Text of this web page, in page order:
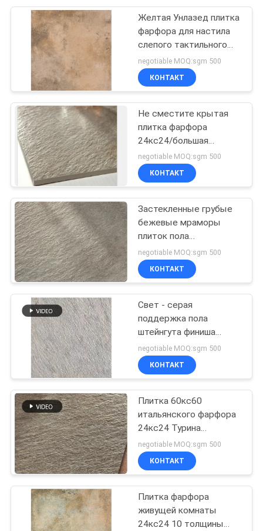
КОНТРОЛЬ
КАЧЕСТВА
СВЯЖИТЕСЬ
С
НАМИ
ЗАПРОСИТЕ
ЦИТАТУ
КАРТА
САЙТА
ПОЛИТИКА
КОНФИДЕНЦИАЛЬНОСТИ
Современная
плитка фарфора
115
Мраморная
плитка фарфора
взгляда
деревянные
плитки фарфора
влияния
29
Плитка фарфора
взгляда ковра
Желтая Унлазед плитка
фарфора для настила
слепого тактильного
предупреждающего
следа крытого
negotiable MOQ:sgm 500
КОНТАКТ
Не сместите крытая
плитка фарфора
24кс24/большая
керамическая картина
Конвекс плиток пола
negotiable MOQ:sgm 500
КОНТАКТ
Застекленные грубые
бежевые мраморы
плиток пола
600кс600мм фарфора
выглядят как
negotiable MOQ:sgm 500
КОНТАКТ
Свет - серая
поддержка пола
штейнгута финиша
плиток пола 600кс600
фарфора штейновая
negotiable MOQ:sgm 500
КОНТАКТ
Плитка 60кс60
итальянского фарфора
24кс24 Турина
кафельная/серая
мраморная взгляда
фарфора
negotiable MOQ:sgm 500
КОНТАКТ
Плитка фарфора
живущей комнаты
24кс24 10 толщины